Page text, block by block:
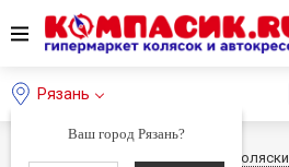
Рязань
Ваш город Рязань?
Главная Каталог Детские коляски